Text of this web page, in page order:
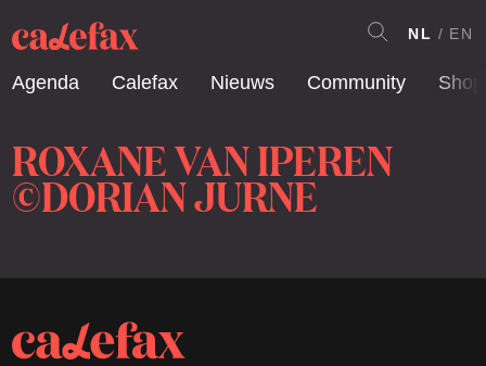
Agenda Calefax Nieuws Community Shop
NL EN
ROXANE VAN IPEREN
©DORIAN JURNE